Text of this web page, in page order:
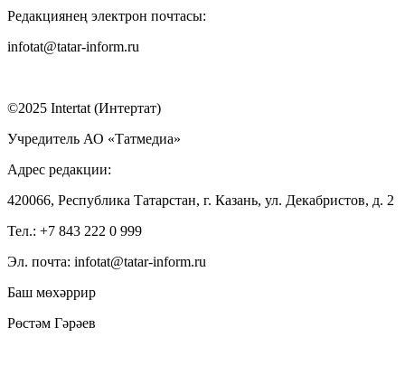
Редакциянең электрон почтасы:
infotat@tatar-inform.ru
©2025 Intertat (Интертат)
Учредитель АО «Татмедиа»
Адрес редакции:
420066, Республика Татарстан, г. Казань, ул. Декабристов, д. 2
Тел.: +7 843 222 0 999
Эл. почта: infotat@tatar-inform.ru
Баш мөхәррир
Рөстәм Гәрәев